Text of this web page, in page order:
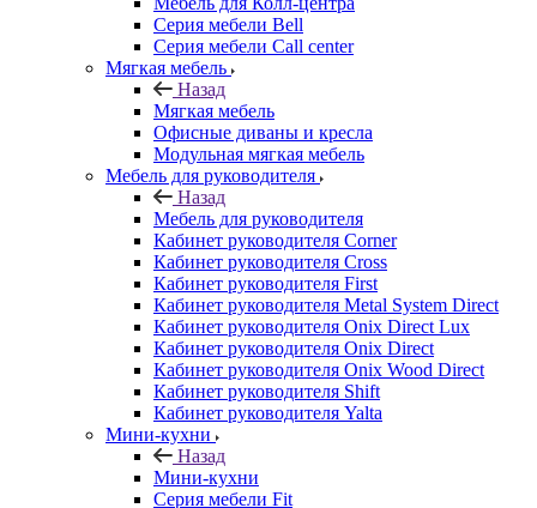
Серия мебели Bell
Серия мебели Call center
Мягкая мебель
Назад
Мягкая мебель
Офисные диваны и кресла
Модульная мягкая мебель
Мебель для руководителя
Назад
Мебель для руководителя
Кабинет руководителя Corner
Кабинет руководителя Cross
Кабинет руководителя First
Кабинет руководителя Metal System Direct
Кабинет руководителя Onix Direct Lux
Кабинет руководителя Onix Direct
Кабинет руководителя Onix Wood Direct
Кабинет руководителя Shift
Кабинет руководителя Yalta
Мини-кухни
Назад
Мини-кухни
Серия мебели Fit